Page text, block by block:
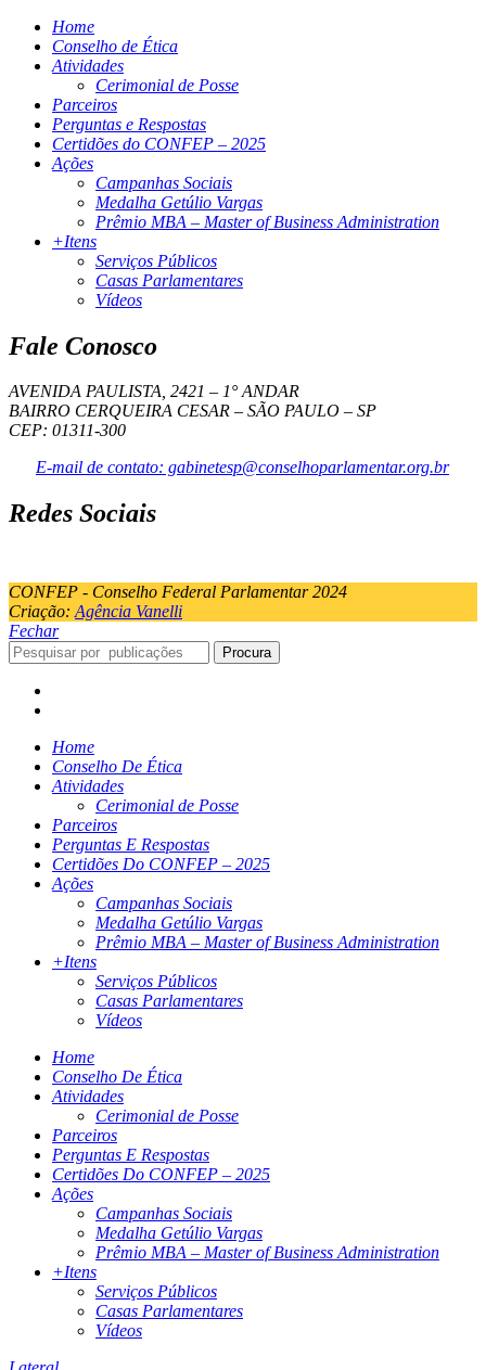
Home
Conselho de Ética
Atividades
Cerimonial de Posse
Parceiros
Perguntas e Respostas
Certidões do CONFEP – 2025
Ações
Campanhas Sociais
Medalha Getúlio Vargas
Prêmio MBA – Master of Business Administration
+Itens
Serviços Públicos
Casas Parlamentares
Vídeos
Fale Conosco
AVENIDA PAULISTA, 2421 – 1° ANDAR
BAIRRO CERQUEIRA CESAR – SÃO PAULO – SP
CEP: 01311-300
E-mail de contato: gabinetesp@conselhoparlamentar.org.br
Redes Sociais
CONFEP - Conselho Federal Parlamentar 2024
Criação: Agência Vanelli
Fechar
Procura
Home
Conselho De Ética
Atividades
Cerimonial de Posse
Parceiros
Perguntas E Respostas
Certidões Do CONFEP – 2025
Ações
Campanhas Sociais
Medalha Getúlio Vargas
Prêmio MBA – Master of Business Administration
+Itens
Serviços Públicos
Casas Parlamentares
Vídeos
Home
Conselho De Ética
Atividades
Cerimonial de Posse
Parceiros
Perguntas E Respostas
Certidões Do CONFEP – 2025
Ações
Campanhas Sociais
Medalha Getúlio Vargas
Prêmio MBA – Master of Business Administration
+Itens
Serviços Públicos
Casas Parlamentares
Vídeos